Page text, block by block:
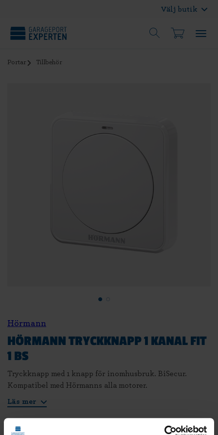
Välj butik
Portar Tillbehör
Hörmann
HÖRMANN TRYCKKNAPP 1 KANAL FIT
1 BS
Tryckknapp med 1 knapp för inomhusbruk. BiSecur.
Kompatibel med Hörmanns alla motorer.
Läs mer